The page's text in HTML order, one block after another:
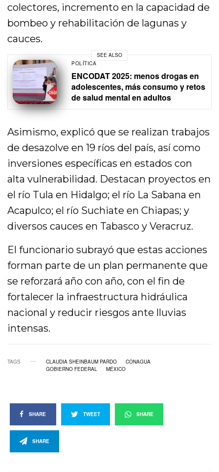
colectores, incremento en la capacidad de
bombeo y rehabilitación de lagunas y
cauces.
SEE ALSO
POLÍTICA
ENCODAT 2025: menos drogas en
adolescentes, más consumo y retos
de salud mental en adultos
Asimismo, explicó que se realizan trabajos
de desazolve en 19 ríos del país, así como
inversiones específicas en estados con
alta vulnerabilidad. Destacan proyectos en
el río Tula en Hidalgo; el río La Sabana en
Acapulco; el río Suchiate en Chiapas; y
diversos cauces en Tabasco y Veracruz.
El funcionario subrayó que estas acciones
forman parte de un plan permanente que
se reforzará año con año, con el fin de
fortalecer la infraestructura hidráulica
nacional y reducir riesgos ante lluvias
intensas.
TAGS CLAUDIA SHEINBAUM PARDO
CONAGUA
GOBIERNO FEDERAL
MÉXICO
SHARE TWEET SHARE
SHARE